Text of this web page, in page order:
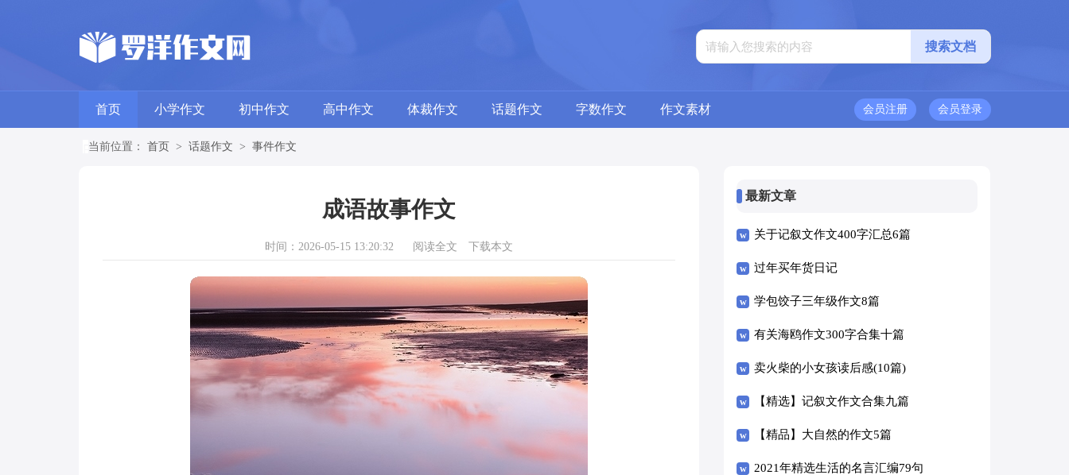
首页 小学作文 初中作文 高中作文 体裁作文 话题作文 字数作文 作文素材 会员登录
会员注册
当前位置： 首页 > 话题作文 > 事件作文
成语故事作文
时间：2026-05-15 13:20:32 阅读全文 下载本文
最新文章
关于记叙文作文400字汇总6篇
过年买年货日记
学包饺子三年级作文8篇
有关海鸥作文300字合集十篇
卖火柴的小女孩读后感(10篇)
【精选】记叙文作文合集九篇
【精品】大自然的作文5篇
2021年精选生活的名言汇编79句